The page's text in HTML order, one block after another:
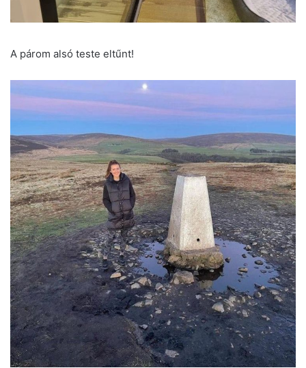
A párom alsó teste eltűnt!